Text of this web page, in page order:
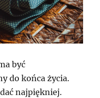
być
do końca życia.
najpiękniej.